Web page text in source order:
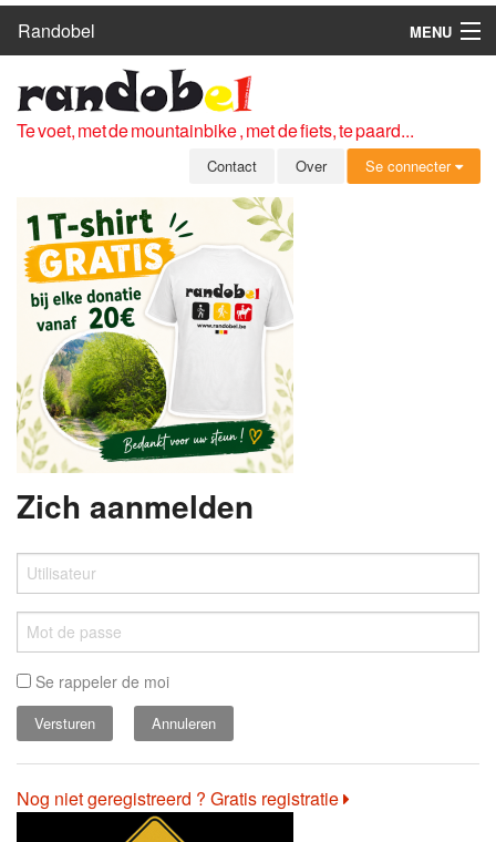
Randobel
MENU
ROUTES
CLUBS
OVER
LEDEN
ZICH AANMELDEN
GRATIS REGISTRATIE
WACHTWOORD VERGETEN
Te voet, met de mountainbike , met de fiets, te paard...
Contact Over Se connecter
Zich aanmelden
Se rappeler de moi
Annuleren
Nog niet geregistreerd ? Gratis registratie